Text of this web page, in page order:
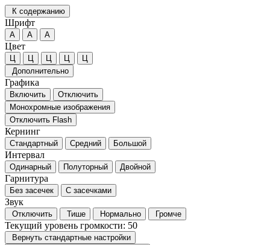
К содержанию
Шрифт
А А А
Цвет
Ц Ц Ц Ц
Ц
Дополнительно
Графика
Включить
Отключить
Монохромные изображения
Отключить Flash
Кернинг
Стандартный Средний Большой
Интервал
Одинарный Полуторный Двойной
Гарнитура
Без засечек С засечками
Звук
Отключить Тише Нормально Громче
Текущий уровень громкости: 50
Вернуть стандартные настройки